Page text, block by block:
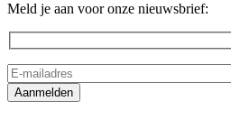
Meld je aan voor onze nieuwsbrief: